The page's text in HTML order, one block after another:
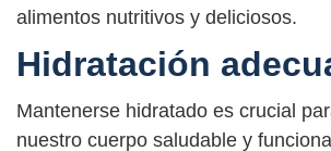
alimentos nutritivos y deliciosos.
Hidratación
Mantenerse hidratado es crucial
nuestro cuerpo saludable y